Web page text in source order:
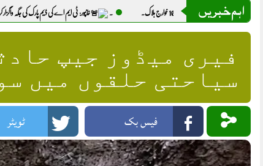
اہم خبریں ۔ خانپور: ٹی ایم اے کی ڈیم پارک کی جگہ واگزار کرانے کی کارروائی، تصادم کے
سیاحتی حلقوں میں
فیس بک ٹویٹر